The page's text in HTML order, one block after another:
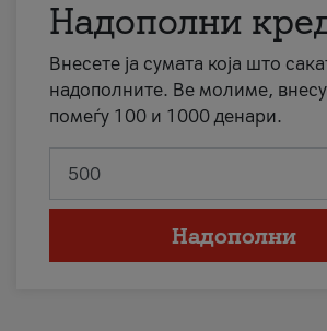
Надополни
Внесете ја сумата која што
надополните. Ве молиме,
помеѓу 100 и 1000 денари.
Надополни